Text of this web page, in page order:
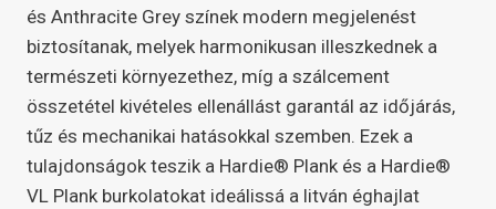
és Anthracite Grey színek modern megjelenést
biztosítanak, melyek harmonikusan illeszkednek a
természeti környezethez, míg a szálcement
összetétel kivételes ellenállást garantál az időjárás,
tűz és mechanikai hatásokkal szemben. Ezek a
tulajdonságok teszik a Hardie® Plank és a Hardie®
VL Plank burkolatokat ideálissá a litván éghajlat